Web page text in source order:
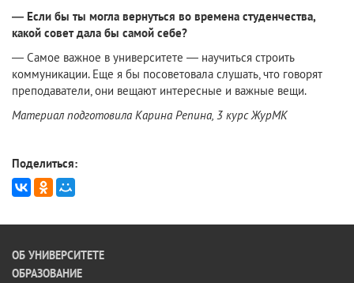
— Если бы ты могла вернуться во времена студенчества,
какой совет дала бы самой себе?
— Самое важное в университете — научиться строить
коммуникации. Еще я бы посоветовала слушать, что говорят
преподаватели, они вещают интересные и важные вещи.
Материал подготовила Карина Репина, 3 курс ЖурМК
Поделиться:
ОБ УНИВЕРСИТЕТЕ
ОБРАЗОВАНИЕ